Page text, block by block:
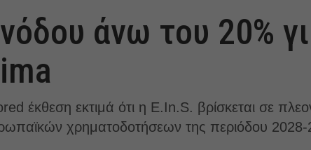
άνω του 20%
έκθεση εκτιμά ότι η E.In.S. βρίσκεται σε
χρηματοδοτήσεων της περιόδου